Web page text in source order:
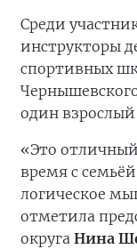
Среди
инструкторы
спортивных
один
«Это
время с
логическое
отметила
округа Нина